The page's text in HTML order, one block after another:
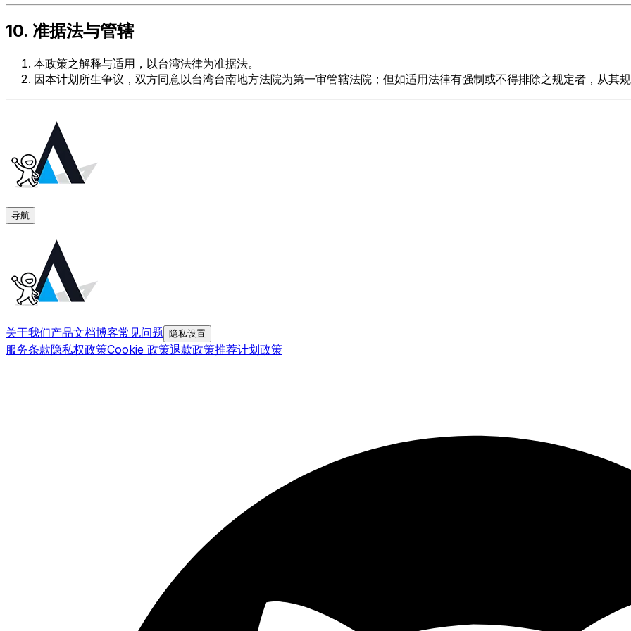
10. 准据法与管辖
本政策之解释与适用，以台湾法律为准据法。
因本计划所生争议，双方同意以台湾台南地方法院为第一审管辖法院；但如适用法律有强制或不得排除之规定者，从其
导航
关于我们产品文档博客常见问题 隐私设置
服务条款隐私权政策Cookie 政策退款政策推荐计划政策